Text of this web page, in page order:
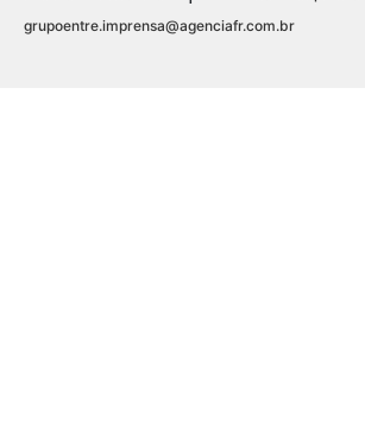
grupoentre.imprensa@agenciafr.com.br